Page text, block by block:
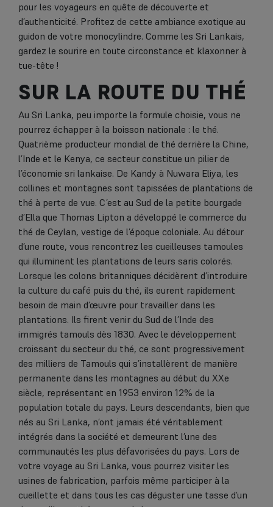
pour les voyageurs en quête de découverte et
d’authenticité. Profitez de cette ambiance exotique au
guidon de votre monocylindre. Comme les Sri Lankais,
gardez le sourire en toute circonstance et klaxonner à
tue-tête !
SUR LA ROUTE DU THÉ
Au Sri Lanka, peu importe la formule choisie, vous ne
pourrez échapper à la boisson nationale : le thé.
Quatrième producteur mondial de thé derrière la Chine,
l’Inde et le Kenya, ce secteur constitue un pilier de
l’économie sri lankaise. De Kandy à Nuwara Eliya, les
collines et montagnes sont tapissées de plantations de
thé à perte de vue. C’est au Sud de la petite bourgade
d’Ella que Thomas Lipton a développé le commerce du
thé de Ceylan, vestige de l’époque coloniale. Au détour
d’une route, vous rencontrez les cueilleuses tamoules
qui illuminent les plantations de leurs saris colorés.
Lorsque les colons britanniques décidèrent d’introduire
la culture du café puis du thé, ils eurent rapidement
besoin de main d’œuvre pour travailler dans les
plantations. Ils firent venir du Sud de l’Inde des
immigrés tamouls dès 1830. Avec le développement
croissant du secteur du thé, ce sont progressivement
des milliers de Tamouls qui s’installèrent de manière
permanente dans les montagnes au début du XXe
siècle, représentant en 1953 environ 12% de la
population totale du pays. Leurs descendants, bien que
nés au Sri Lanka, n’ont jamais été véritablement
intégrés dans la société et demeurent l’une des
communautés les plus défavorisées du pays. Lors de
votre voyage au Sri Lanka, vous pourrez visiter les
usines de fabrication, parfois même participer à la
cueillette et dans tous les cas déguster une tasse d’un